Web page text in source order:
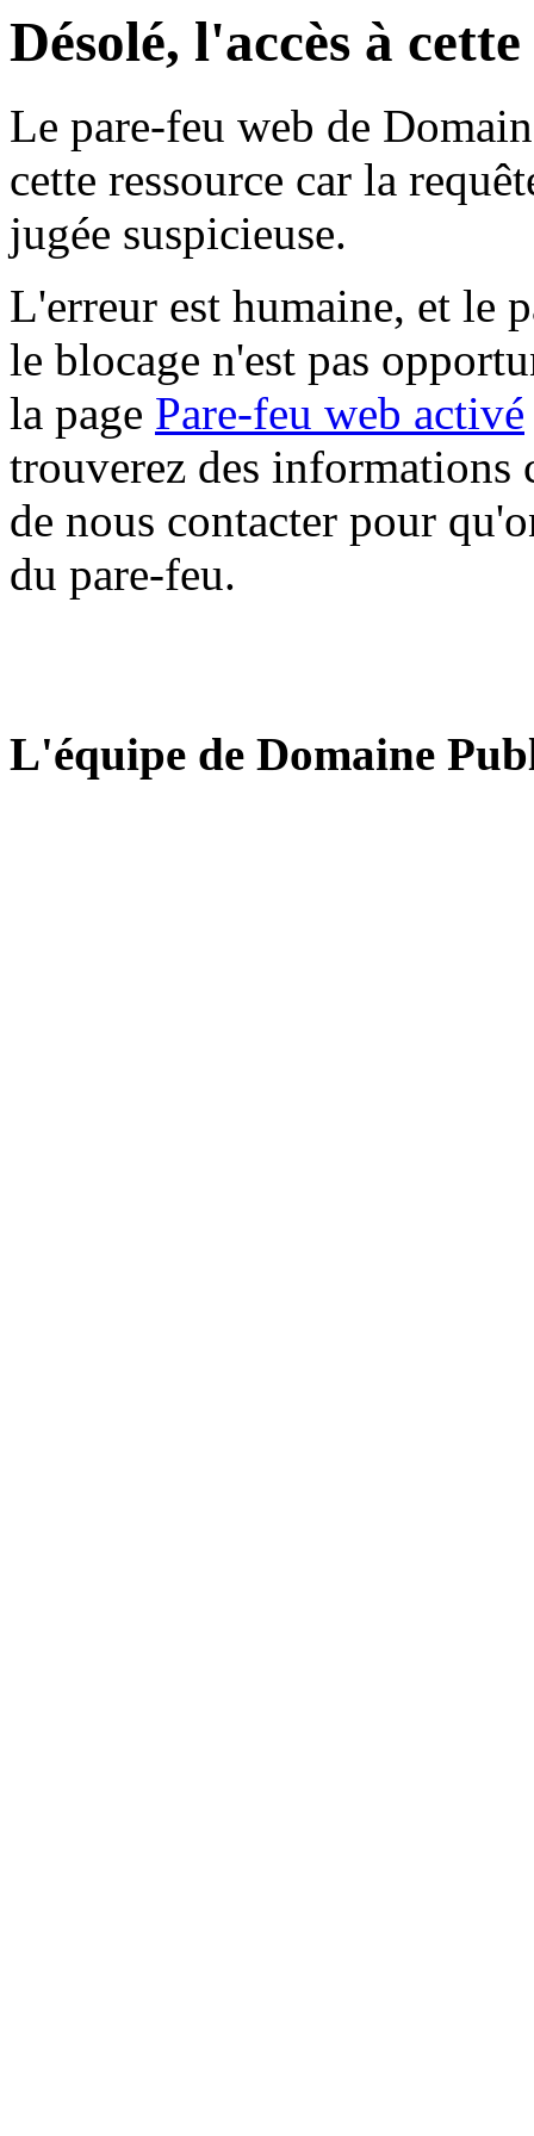
Désolé, l'accès à
Le pare-feu web de
cette ressource car la
jugée suspicieuse.
L'erreur est humaine, et le
le blocage n'est pas
la page Pare-feu web activé
trouverez des informations
de nous contacter pour
du pare-feu.
L'équipe de Domaine